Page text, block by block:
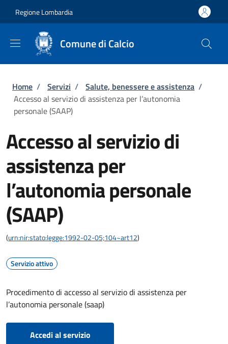
Regione Lombardia
Comune di Calcio
Briciole di pane
Home / Servizi / Salute, benessere e assistenza /
Accesso al servizio di assistenza per l’autonomia
personale (SAAP)
Accesso al servizio di
assistenza per
l’autonomia personale
(SAAP)
(urn:nir:stato:legge:1992-02-05;104~art12)
Servizio attivo
Procedimento di accesso al servizio di assistenza per
l’autonomia personale (saap)
Accedi al servizio